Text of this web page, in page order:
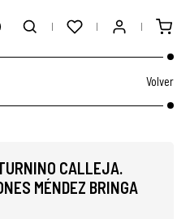
Volver
CALLEJA.
MÉNDEZ BRINGA